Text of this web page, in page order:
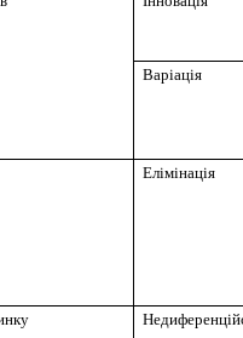
Варіація
Елімінація